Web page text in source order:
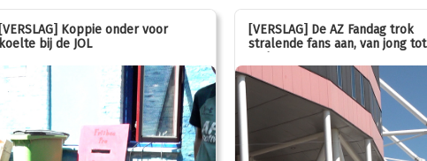
[VERSLAG] Koppie onder voor
koelte bij de JOL
[VERSLAG] De AZ Fandag trok
stralende fans aan, van jong tot